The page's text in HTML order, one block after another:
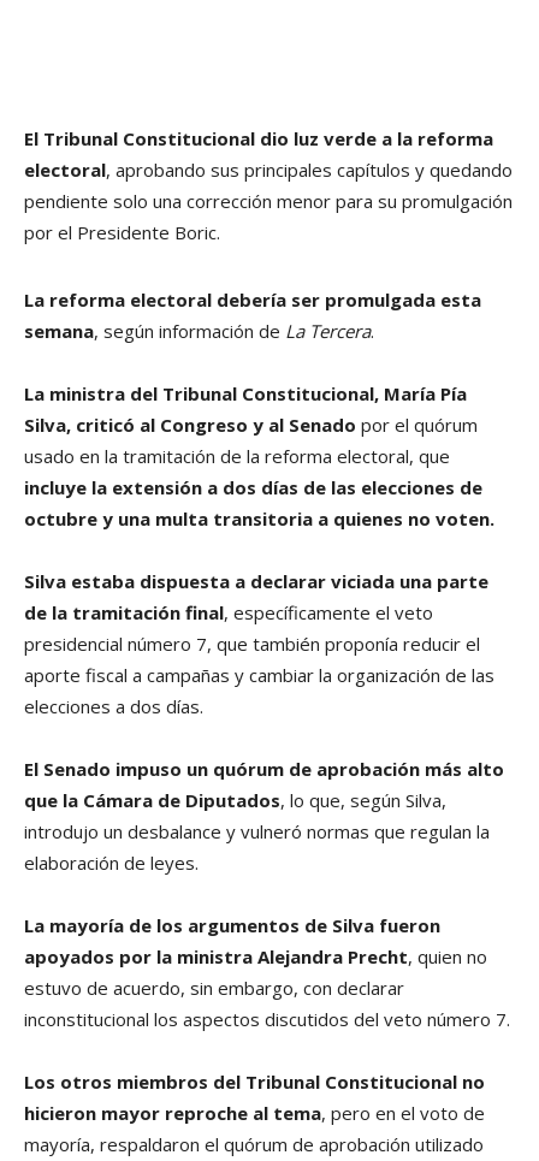
El Tribunal Constitucional dio luz verde a la reforma
electoral, aprobando sus principales capítulos y quedando
pendiente solo una corrección menor para su promulgación
por el Presidente Boric.
La reforma electoral debería ser promulgada esta
semana, según información de La Tercera.
La ministra del Tribunal Constitucional, María Pía
Silva, criticó al Congreso y al Senado por el quórum
usado en la tramitación de la reforma electoral, que
incluye la extensión a dos días de las elecciones de
octubre y una multa transitoria a quienes no voten.
Silva estaba dispuesta a declarar viciada una parte
de la tramitación final, específicamente el veto
presidencial número 7, que también proponía reducir el
aporte fiscal a campañas y cambiar la organización de las
elecciones a dos días.
El Senado impuso un quórum de aprobación más alto
que la Cámara de Diputados, lo que, según Silva,
introdujo un desbalance y vulneró normas que regulan la
elaboración de leyes.
La mayoría de los argumentos de Silva fueron
apoyados por la ministra Alejandra Precht, quien no
estuvo de acuerdo, sin embargo, con declarar
inconstitucional los aspectos discutidos del veto número 7.
Los otros miembros del Tribunal Constitucional no
hicieron mayor reproche al tema, pero en el voto de
mayoría, respaldaron el quórum de aprobación utilizado